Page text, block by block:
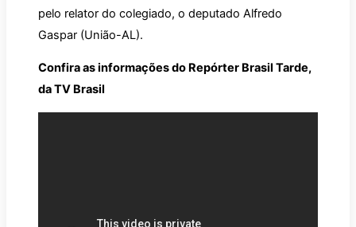
pelo relator do colegiado, o deputado Alfredo
Gaspar (União-AL).
Confira as informações do Repórter Brasil Tarde,
da TV Brasil